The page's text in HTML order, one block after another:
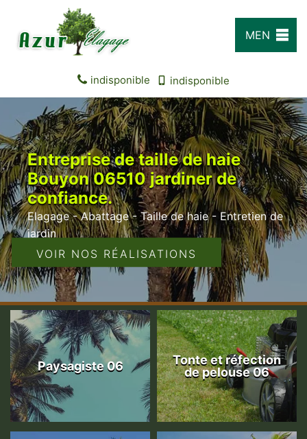
MEN
indisponible indisponible
Entreprise de taille de haie
Bouyon 06510 jardiner de
confiance.
Elagage - Abattage - Taille de haie - Entretien de
jardin
VOIR NOS RÉALISATIONS
Paysagiste 06
Tonte et réfection
de pelouse 06